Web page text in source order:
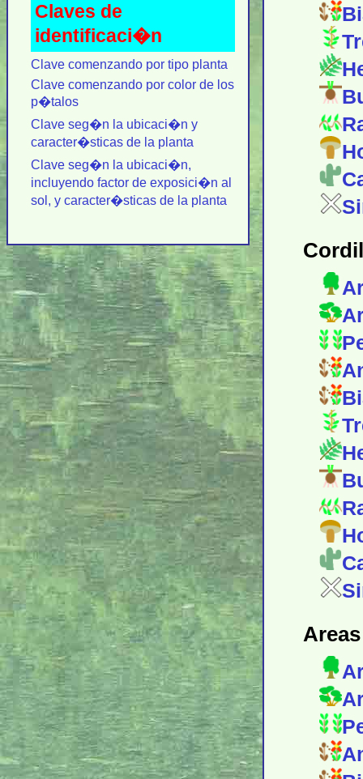
Claves de
identificaci�n
Clave comenzando por tipo planta
Clave comenzando por color de los
p�talos
Clave seg�n la ubicaci�n y
caracter�sticas de la planta
Clave seg�n la ubicaci�n,
incluyendo factor de exposici�n al
sol, y caracter�sticas de la planta